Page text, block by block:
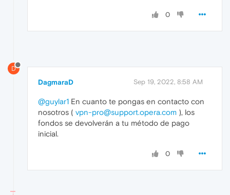
0
D
DagmaraD Sep 19, 2022, 8:58 AM
@guylar1 En cuanto te pongas en contacto con
nosotros ( vpn-pro@support.opera.com ), los
fondos se devolverán a tu método de pago
inicial.
0